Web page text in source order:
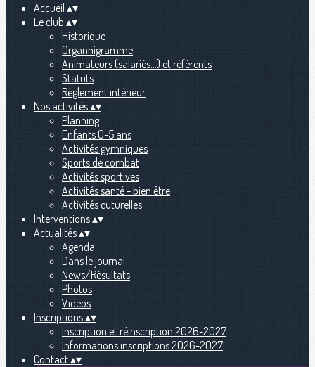
Accueil ▴▾
Le club ▴▾
Historique
Organnigramme
Animateurs (salariés...) et référents
Statuts
Règlement intérieur
Nos activités▴▾
Planning
Enfants 0-5 ans
Activités gymniques
Sports de combat
Activités sportives
Activités santé - bien être
Activités cuturelles
Interventions▴▾
Actualités▴▾
Agenda
Dans le journal
News/Résultats
Photos
Videos
Inscriptions▴▾
Inscription et réinscription 2026-2027
Informations inscriptions 2026-2027
Contact▴▾